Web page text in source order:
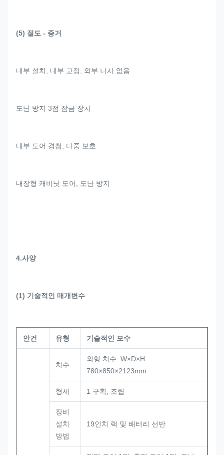
(5) 절도 - 증거
내부 설치, 내부 고정, 외부 나사 없음
도난 방지 3점 잠금 장치
내부 도어 경첩, 다중 보호
내장형 캐비닛 도어, 도난 방지
4.사양
(1) 기술적인 매개변수
안건 유형 기술적인 모수
치수
외형 치수: W×D×H
780×850×2123mm
형세 1 구획, 조립
장비
설치
방법
19인치 랙 및 배터리 선반